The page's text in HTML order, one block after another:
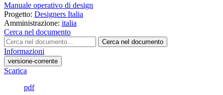
Manuale operativo di design
Progetto: Designers Italia
Amministrazione: italia
Cerca nel documento
Cerca nel documento
Informazioni
versione-corrente
Scarica
pdf